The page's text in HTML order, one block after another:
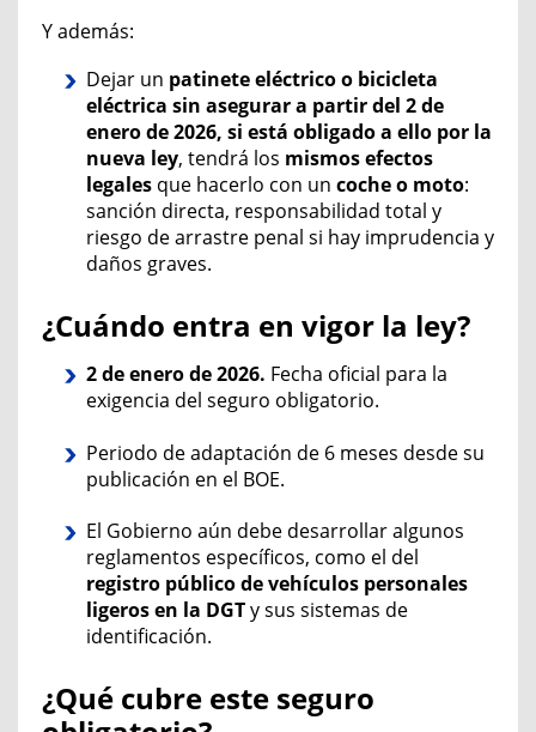
Y además:
Dejar un patinete eléctrico o bicicleta
eléctrica sin asegurar a partir del 2 de
enero de 2026, si está obligado a ello por la
nueva ley, tendrá los mismos efectos
legales que hacerlo con un coche o moto:
sanción directa, responsabilidad total y
riesgo de arrastre penal si hay imprudencia y
daños graves.
¿Cuándo entra en vigor la ley?
2 de enero de 2026. Fecha oficial para la
exigencia del seguro obligatorio.
Periodo de adaptación de 6 meses desde su
publicación en el BOE.
El Gobierno aún debe desarrollar algunos
reglamentos específicos, como el del
registro público de vehículos personales
ligeros en la DGTy sus sistemas de
identificación.
¿Qué cubre este seguro